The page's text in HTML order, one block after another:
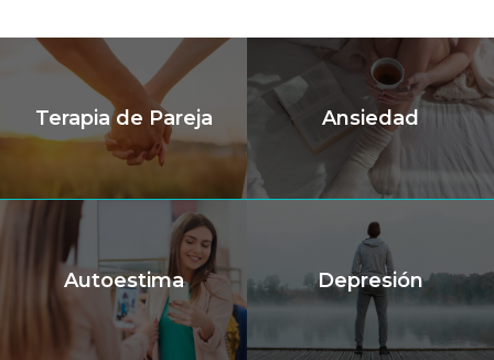
Terapia de Pareja Ansiedad
Autoestima Depresión